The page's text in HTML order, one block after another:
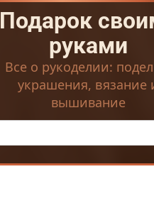
Подарок
руками
Все о рукоделии:
украшения, вязание
вышивание